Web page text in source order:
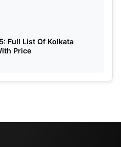
Full List Of Kolkata
Price